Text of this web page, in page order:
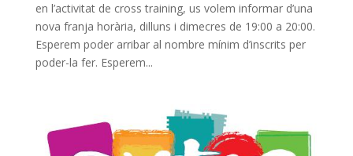
en l’activitat de cross training, us volem informar d’una
nova franja horària, dilluns i dimecres de 19:00 a 20:00.
Esperem poder arribar al nombre mínim d’inscrits per
poder-la fer. Esperem...